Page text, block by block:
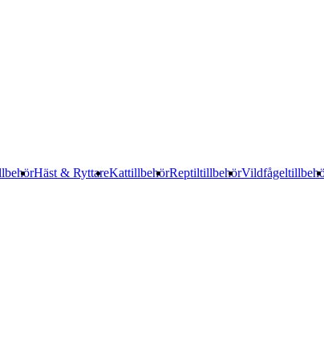
Häst & RyttareKattillbehörReptiltillbehör